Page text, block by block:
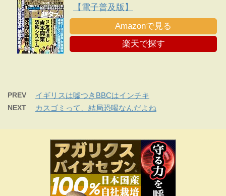
【電子普及版】
Amazonで見る
楽天で探す
PREV イギリスは嘘つきBBCはインチキ
NEXT カスゴミって、結局恐喝なんだよね